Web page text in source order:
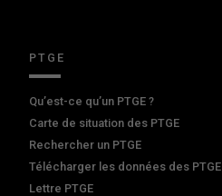
PTGE
Qu’est-ce qu’un PTGE ?
Carte de situation des PTGE
Rechercher un PTGE
Télécharger les données des PTGE
Lettre PTGE